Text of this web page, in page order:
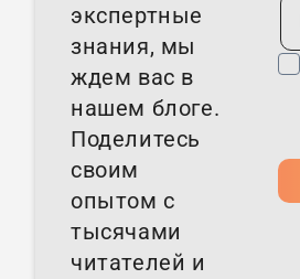
экспертные
знания, мы
ждем вас в
нашем блоге.
Поделитесь
своим
опытом с
тысячами
читателей и